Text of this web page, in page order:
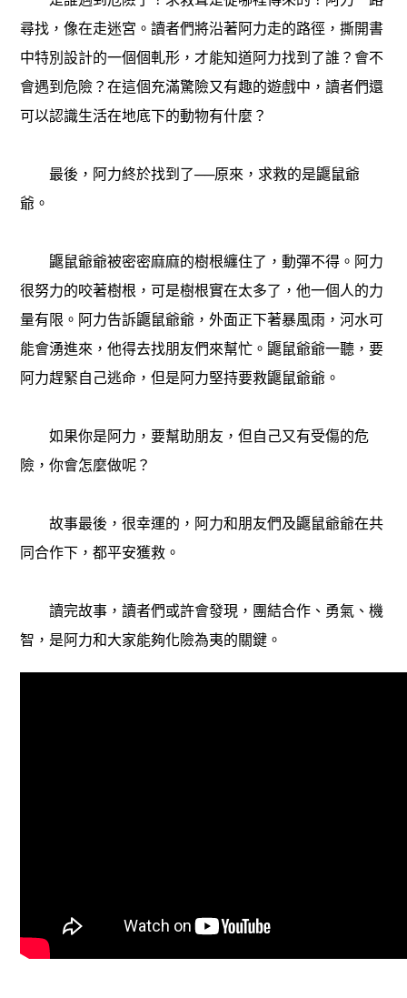
尋找，像在走迷宮。讀者們將沿著阿力走的路徑，撕開書
中特別設計的一個個軋形，才能知道阿力找到了誰？會不
會遇到危險？在這個充滿驚險又有趣的遊戲中，讀者們還
可以認識生活在地底下的動物有什麼？
最後，阿力終於找到了──原來，求救的是鼴鼠爺
爺。
鼴鼠爺爺被密密麻麻的樹根纏住了，動彈不得。阿力
很努力的咬著樹根，可是樹根實在太多了，他一個人的力
量有限。阿力告訴鼴鼠爺爺，外面正下著暴風雨，河水可
能會湧進來，他得去找朋友們來幫忙。鼴鼠爺爺一聽，要
阿力趕緊自己逃命，但是阿力堅持要救鼴鼠爺爺。
如果你是阿力，要幫助朋友，但自己又有受傷的危
險，你會怎麼做呢？
故事最後，很幸運的，阿力和朋友們及鼴鼠爺爺在共
同合作下，都平安獲救。
讀完故事，讀者們或許會發現，團結合作、勇氣、機
智，是阿力和大家能夠化險為夷的關鍵。